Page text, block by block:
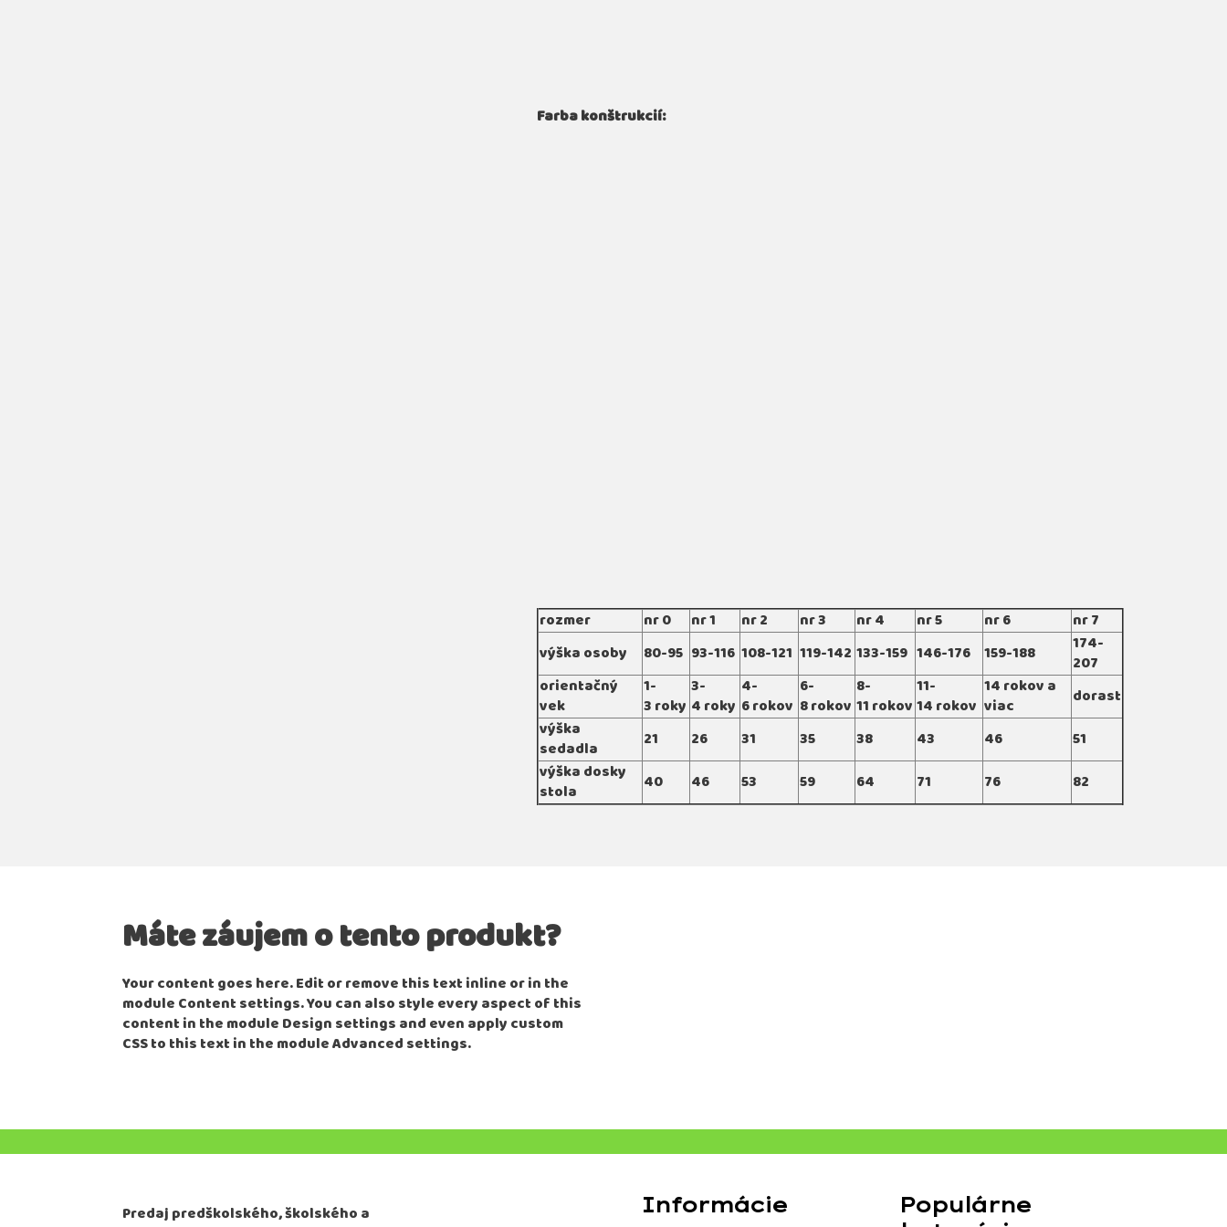
Farba konštrukcií:
rozmer nr 0 nr 1 nr 2 nr 3 nr 4 nr 5 nr 6
nr 7
výška osoby
80-95 93-116 108-121 119-142 133-159 146-176 159-188
174-
207
orientačný
vek
1-
3 roky
3-
4 roky
4-
6 rokov
6-
8 rokov
8-
11 rokov
11-
14 rokov
14 rokov a
viac
dorast
výška
sedadla
21 26 31 35 38 43 46
51
výška dosky
stola
40 46 53 59 64 71 76 82
Máte záujem o tento produkt?
Your content goes here. Edit or remove this text inline or in the
module Content settings. You can also style every aspect of this
content in the module Design settings and even apply custom
CSS to this text in the module Advanced settings.
Predaj predškolského, školského a
Informácie
Populárne